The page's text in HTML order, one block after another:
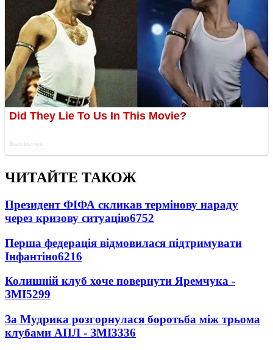
ЧИТАЙТЕ ТАКОЖ
Президент ФІФА скликав термінову нараду
через кризову ситуацію6752
Перша федерація відмовилася підтримувати
Інфантіно6216
Колишній клуб хоче повернути Яремчука -
ЗМІ5299
За Мудрика розгорнулася боротьба між трьома
клубами АПЛ - ЗМІ3336